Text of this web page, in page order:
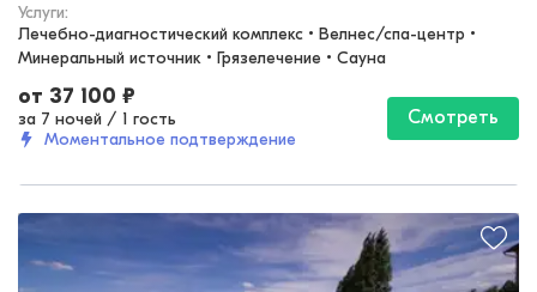
Услуги:
Лечебно-диагностический комплекс • Велнес/спа-центр •
Минеральный источник • Грязелечение • Сауна
от 37 100 ₽
за 7 ночей / 1 гость
Моментальное подтверждение
Смотреть